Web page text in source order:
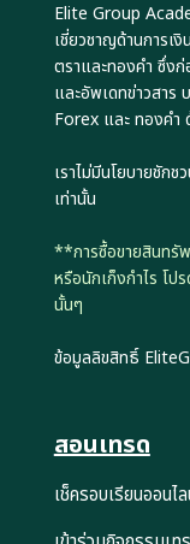
Elite Group
เชี่ยวชาญด้านการเ
ตราและทองคำ ซึ่ง
และอัพเดทข่าวสาร
Forex และ ทองคำ
เราไม่มีนโยบายชัก
เท่านั้น
**การซื้อขายสินทรั
หรือนักเก็งกำไร โป
นั้นๆ
ข้อมูลลิขสิทธิ์
สอนเทรด
เช็ครอบเรียนออนไ